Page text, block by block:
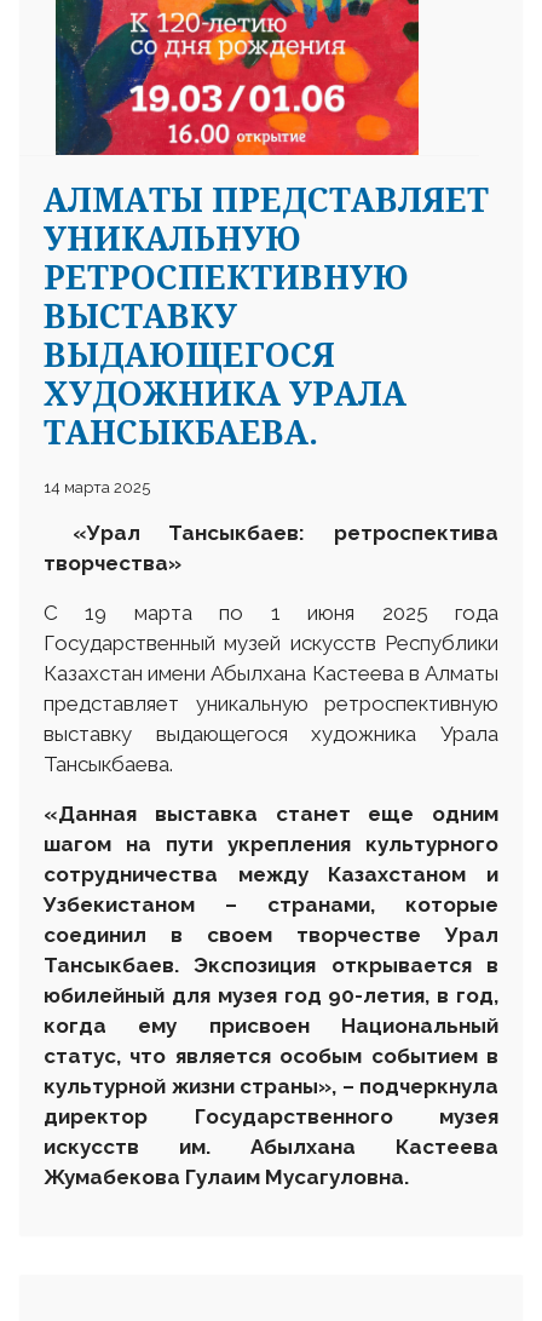
АЛМАТЫ ПРЕДСТАВЛЯЕТ
УНИКАЛЬНУЮ
РЕТРОСПЕКТИВНУЮ
ВЫСТАВКУ
ВЫДАЮЩЕГОСЯ
ХУДОЖНИКА УРАЛА
ТАНСЫКБАЕВА.
14 марта 2025
«Урал Тансыкбаев: ретроспектива
творчества»
С 19 марта по 1 июня 2025 года
Государственный музей искусств Республики
Казахстан имени Абылхана Кастеева в Алматы
представляет уникальную ретроспективную
выставку выдающегося художника Урала
Тансыкбаева.
«Данная выставка станет еще одним
шагом на пути укрепления культурного
сотрудничества между Казахстаном и
Узбекистаном – странами, которые
соединил в своем творчестве Урал
Тансыкбаев. Экспозиция открывается в
юбилейный для музея год 90-летия, в год,
когда ему присвоен Национальный
статус, что является особым событием в
культурной жизни страны», – подчеркнула
директор Государственного музея
искусств им. Абылхана Кастеева
Жумабекова Гулаим Мусагуловна.